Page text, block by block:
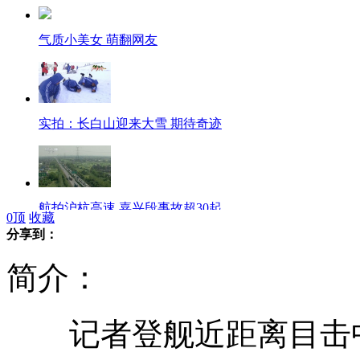
气质小美女 萌翻网友
实拍：长白山迎来大雪 期待奇迹
航拍沪杭高速 嘉兴段事故超30起
直击北京铁路客流 北京站破13万
0顶 收藏
分享到：
简介：
记者登舰近距离目击